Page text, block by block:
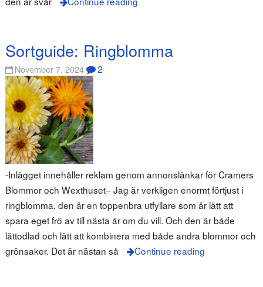
Sortguide: Ringblomma
November 7, 2024 2
-Inlägget innehåller reklam genom annonslänkar för Cramers
Blommor och Wexthuset– Jag är verkligen enormt förtjust i
ringblomma, den är en toppenbra utfyllare som är lätt att
spara eget frö av till nästa år om du vill. Och den är både
lättodlad och lätt att kombinera med både andra blommor och
grönsaker. Det är nästan så
Continue reading